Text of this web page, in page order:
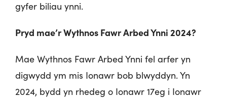
gyfer biliau ynni.
Pryd mae’r Wythnos Fawr Arbed Ynni 2024?
Mae Wythnos Fawr Arbed Ynni fel arfer yn
digwydd ym mis Ionawr bob blwyddyn. Yn
2024, bydd yn rhedeg o Ionawr 17eg i Ionawr